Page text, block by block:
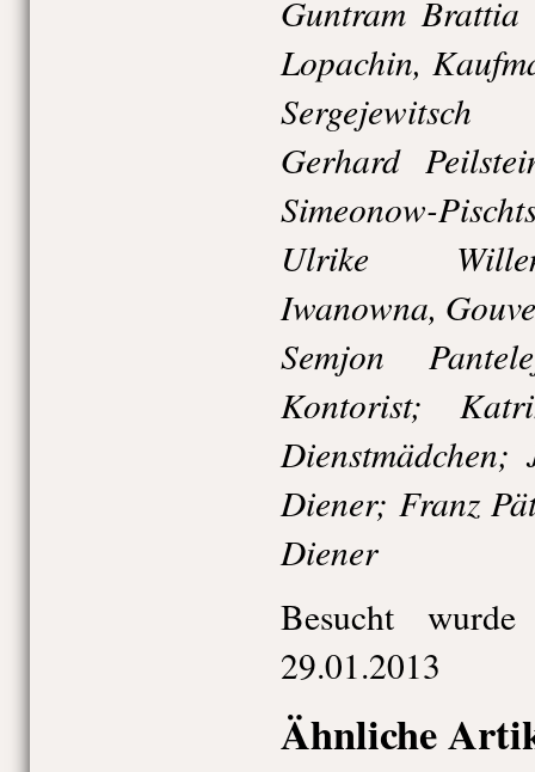
Guntram Brattia
Lopachin,
Gerhard
Simeonow-
Ulrike
Iwanowna,
Semjon
Kontorist;
Dienstmädchen;
Diener; Franz
Diener
Besucht
29.01.2013
Ähnliche